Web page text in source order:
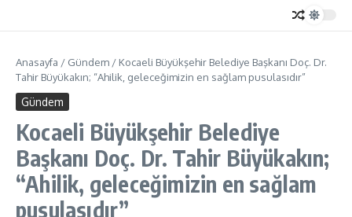
Anasayfa / Gündem / Kocaeli Büyükşehir Belediye Başkanı Doç. Dr.
Tahir Büyükakın; “Ahilik, geleceğimizin en sağlam pusulasıdır”
Gündem
Kocaeli Büyükşehir Belediye
Başkanı Doç. Dr. Tahir Büyükakın;
“Ahilik, geleceğimizin en sağlam
pusulasıdır”